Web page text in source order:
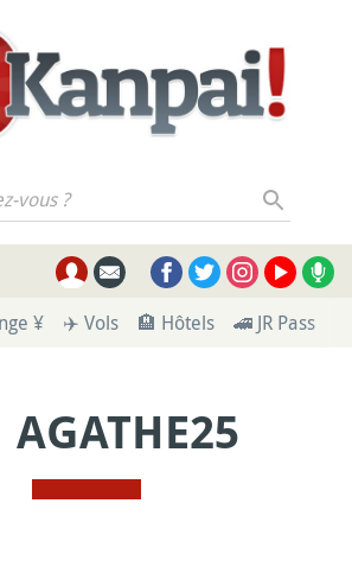
vous ?
¥ ✈️ Vols 🏨 Hôtels 🚄 JR Pass
AGATHE25